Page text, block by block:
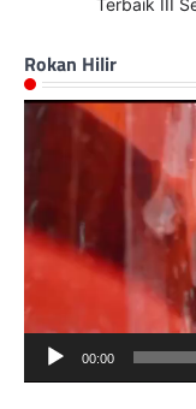
Rokan Hilir
Pemutar
00:00